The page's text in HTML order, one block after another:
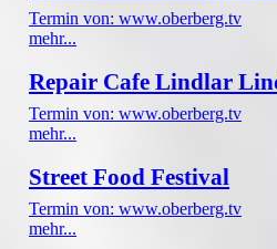
Termin von: www.oberberg.tv
mehr...
Repair Cafe Lindlar
Termin von: www.oberberg.tv
mehr...
Street Food Festival
Termin von: www.oberberg.tv
mehr...